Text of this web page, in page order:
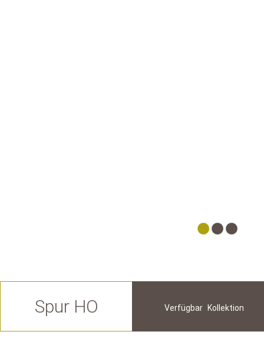
Spur HO Verfügbar Kollektion